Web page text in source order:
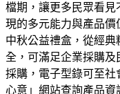
檔期，讓更多民眾看
現的多元能力與產品
中秋公益禮盒，從經
全，可滿足企業採購
採購，電子型錄可至
心意」網站查詢產品